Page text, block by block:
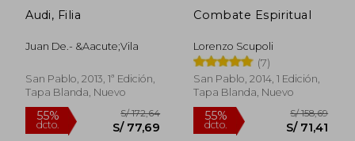
Audi, Filia
Juan De.- &Aacute;Vila
San Pablo, 2013, 1ª Edición,
Tapa Blanda, Nuevo
Combate Espiritual
Lorenzo Scupoli
(7)
San Pablo, 2014, 1 Edición,
Tapa Blanda, Nuevo